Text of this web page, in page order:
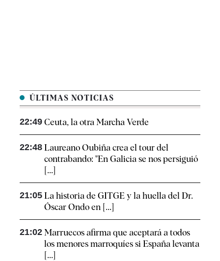
ÚLTIMAS NOTICIAS
22:49 Ceuta, la otra Marcha Verde
22:48 Laureano Oubiña crea el tour del
contrabando: "En Galicia se nos persiguió
[...]
21:05 La historia de GITGE y la huella del Dr.
Óscar Ondo en [...]
21:02 Marruecos afirma que aceptará a todos
los menores marroquíes si España levanta
[...]